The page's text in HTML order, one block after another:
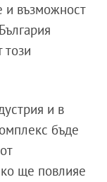
и възможност
и в
бъде
ще повлияе